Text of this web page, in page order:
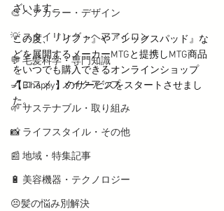
🎨 ヘアカラー・デザイン
💡 スタイリング・ヘアアイロン
💬 毛髪科学・専門知識
💅 コスメ・メイクアップ
🌱 サステナブル・取り組み
📸 ライフスタイル・その他
📰 地域・特集記事
🔋 美容機器・テクノロジー
😣髪の悩み別解決
ざいます。
この度、『リファ』や『シックスパッド』な
どを展開するメーカーMTGと提携しMTG商品
をいつでも購入できるオンラインショップ
【B happy】のサービスをスタートさせまし
た。